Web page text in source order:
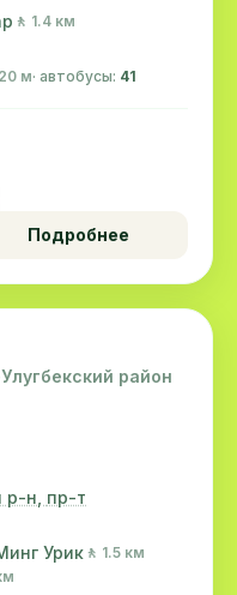
🚶 1.4 км
м· автобусы: 41
Подробнее
район
пр-т
Урик🚶 1.5 км